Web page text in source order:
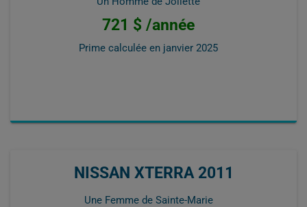
721 $ /année
Prime calculée en janvier 2025
NISSAN XTERRA 2011
Une Femme de Sainte-Marie